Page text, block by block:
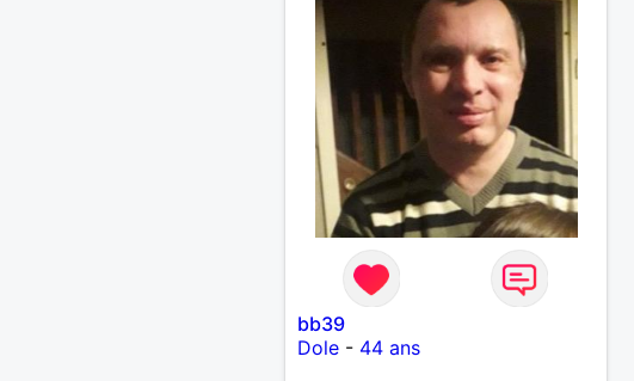
bb39
Dole- 44 ans